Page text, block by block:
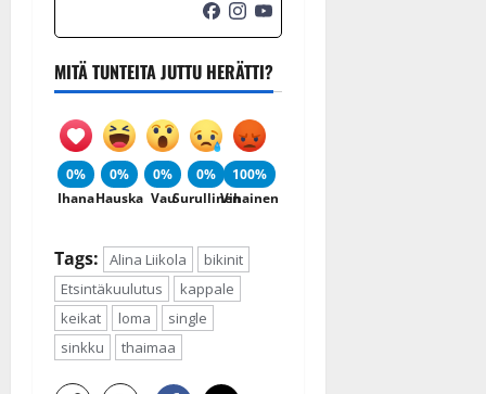
MITÄ TUNTEITA JUTTU HERÄTTI?
0%
Ihana
0%
Hauska
0%
Vau
0%
Surullinen
100%
Vihainen
Tags: Alina Liikola
bikinit
Etsintäkuulutus
kappale
keikat
loma
single
sinkku
thaimaa